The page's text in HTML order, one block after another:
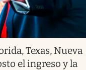
Texas, Nueva
el ingreso y la